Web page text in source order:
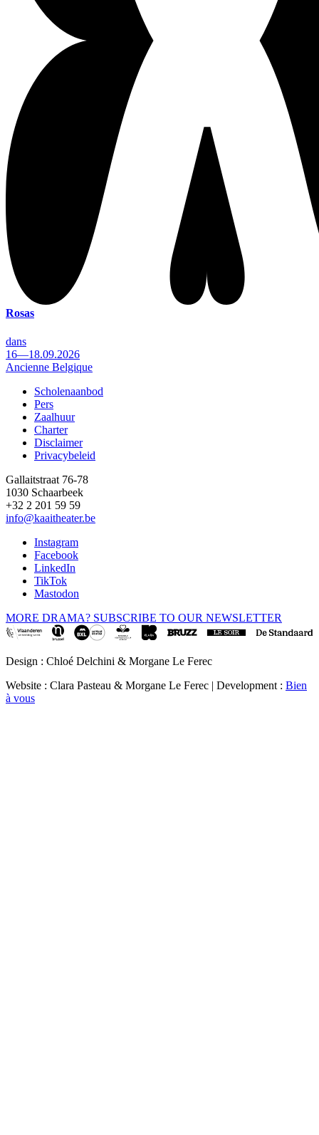
Rosas
dans
16—18.09.2026
Ancienne Belgique
Footer
Scholenaanbod
Pers
Zaalhuur
Charter
Disclaimer
Privacybeleid
Gallaitstraat 76-78
1030 Schaarbeek
+32 2 201 59 59
info@kaaitheater.be
Instagram
Facebook
LinkedIn
TikTok
Mastodon
MORE DRAMA? SUBSCRIBE TO OUR NEWSLETTER
Design : Chloé Delchini & Morgane Le Ferec
Website : Clara Pasteau & Morgane Le Ferec | Development : Bien
à vous